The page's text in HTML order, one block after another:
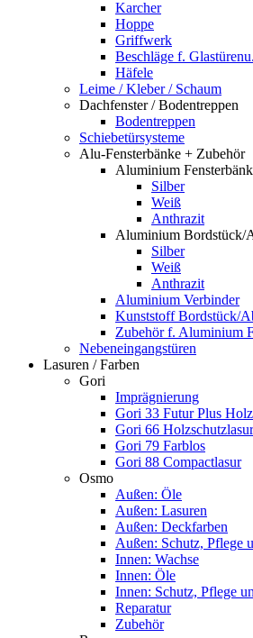
Karcher
Hoppe
Griffwerk
Beschläge f.
Häfele
Leime / Kleber / Schaum
Dachfenster / Bodentreppen
Bodentreppen
Schiebetürsysteme
Alu-Fensterbänke + Zubehör
Aluminium
Silber
Weiß
Anthrazit
Aluminium Bordstück/
Silber
Weiß
Anthrazit
Aluminium Verbinder
Kunststoff Bordstück/
Zubehör f. Aluminium
Nebeneingangstüren
Lasuren / Farben
Gori
Imprägnierung
Gori 33 Futur Plus
Gori 66 Holzschutzlasur
Gori 79 Farblos
Gori 88 Compactlasur
Osmo
Außen: Öle
Außen: Lasuren
Außen: Deckfarben
Außen: Schutz, Pflege
Innen: Wachse
Innen: Öle
Innen: Schutz, Pflege
Reparatur
Zubehör